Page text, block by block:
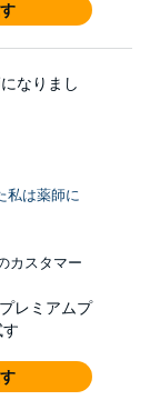
なりまし
私は薬師に
カスタマー
レミアムプ